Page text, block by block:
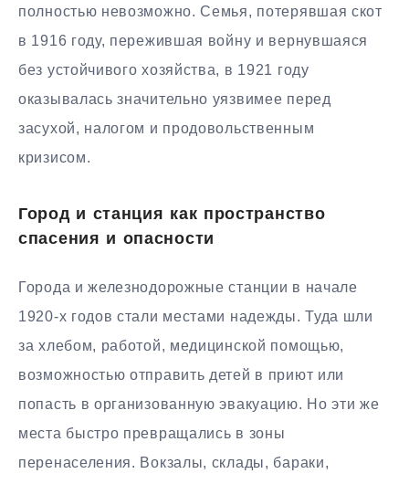
полностью невозможно. Семья, потерявшая скот
в 1916 году, пережившая войну и вернувшаяся
без устойчивого хозяйства, в 1921 году
оказывалась значительно уязвимее перед
засухой, налогом и продовольственным
кризисом.
Город и станция как пространство
спасения и опасности
Города и железнодорожные станции в начале
1920-х годов стали местами надежды. Туда шли
за хлебом, работой, медицинской помощью,
возможностью отправить детей в приют или
попасть в организованную эвакуацию. Но эти же
места быстро превращались в зоны
перенаселения. Вокзалы, склады, бараки,